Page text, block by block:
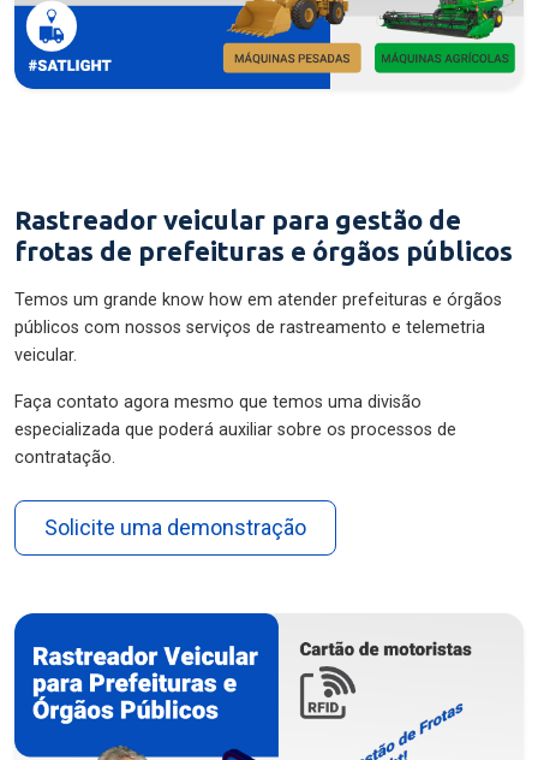
Rastreador veicular para gestão de
frotas de prefeituras e órgãos públicos
Temos um grande know how em atender prefeituras e órgãos
públicos com nossos serviços de rastreamento e telemetria
veicular.
Faça contato agora mesmo que temos uma divisão
especializada que poderá auxiliar sobre os processos de
contratação.
Solicite uma demonstração